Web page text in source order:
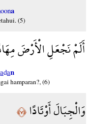
a
(5)
أَلَمْ نَجْعَلِ الْأَرْضَ
adan
hamparan?, (6)
وَالْجِبَالَ أَوْتَادًا﴿٧﴾